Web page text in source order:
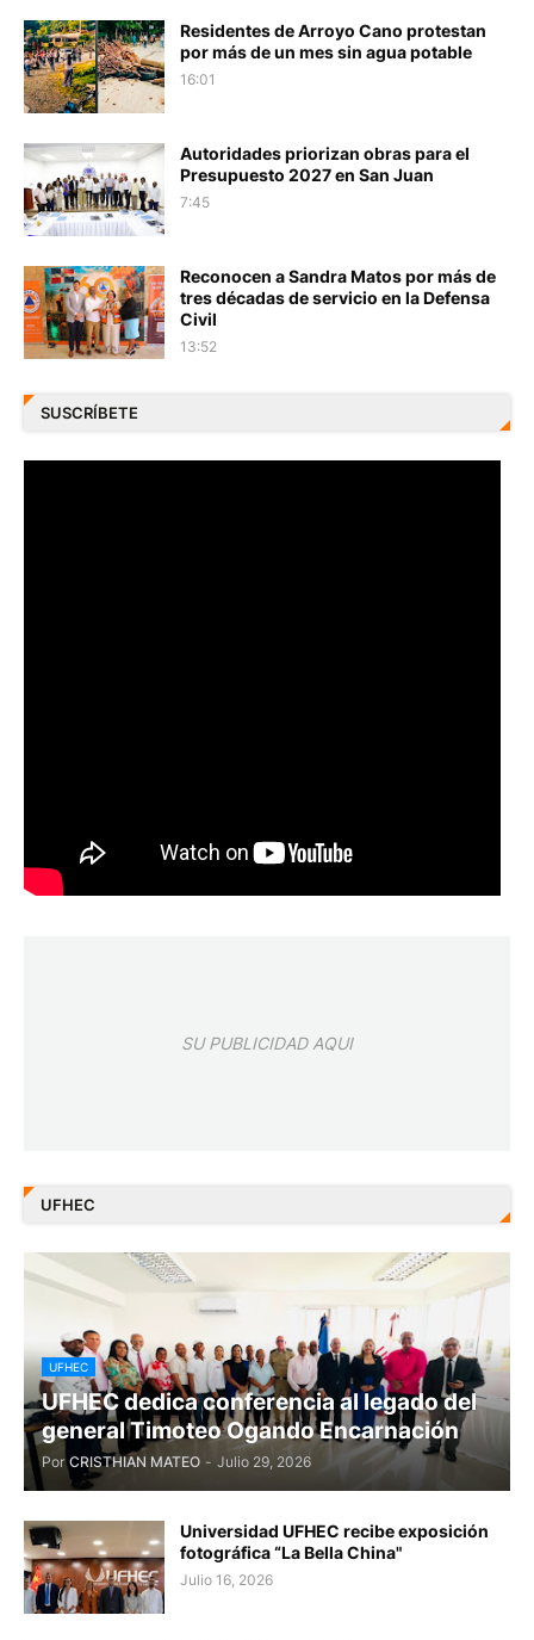
Residentes de Arroyo Cano protestan
por más de un mes sin agua potable
16:01
Autoridades priorizan obras para el
Presupuesto 2027 en San Juan
7:45
Reconocen a Sandra Matos por más de
tres décadas de servicio en la Defensa
Civil
13:52
SUSCRÍBETE
SU PUBLICIDAD AQUI
UFHEC
UFHEC
UFHEC dedica conferencia al legado del
general Timoteo Ogando Encarnación
Por CRISTHIAN MATEO - Julio 29, 2026
Universidad UFHEC recibe exposición
fotográfica “La Bella China"
Julio 16, 2026